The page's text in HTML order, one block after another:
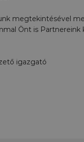
megtekintésével
Önt is
igazgató